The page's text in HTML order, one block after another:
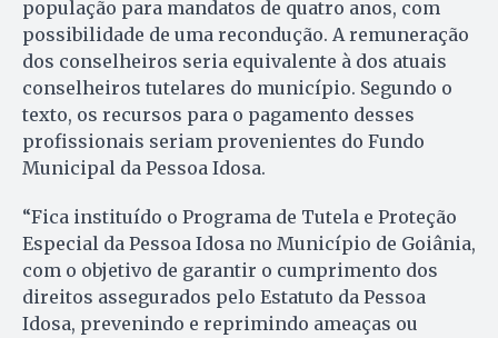
população para mandatos de quatro anos, com
possibilidade de uma recondução. A remuneração
dos conselheiros seria equivalente à dos atuais
conselheiros tutelares do município. Segundo o
texto, os recursos para o pagamento desses
profissionais seriam provenientes do Fundo
Municipal da Pessoa Idosa.
“Fica instituído o Programa de Tutela e Proteção
Especial da Pessoa Idosa no Município de Goiânia,
com o objetivo de garantir o cumprimento dos
direitos assegurados pelo Estatuto da Pessoa
Idosa, prevenindo e reprimindo ameaças ou